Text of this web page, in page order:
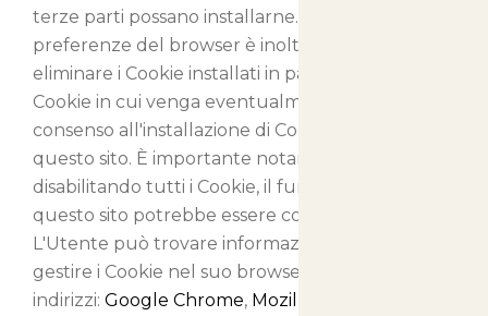
terze parti possano installarne. Tramite le
preferenze del browser è inoltre possibile
eliminare i Cookie installati in passato, incluso il
Cookie in cui venga eventualmente salvato il
consenso all'installazione di Cookie da parte di
questo sito. È importante notare che
disabilitando tutti i Cookie, il funzionamento di
questo sito potrebbe essere compromesso.
L'Utente può trovare informazioni su come
gestire i Cookie nel suo browser ai seguenti
indirizzi: Google Chrome, Mozilla Firefox